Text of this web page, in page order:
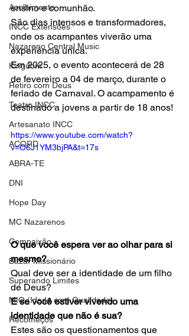
Acolhimento
INCC Extensões
Nazareno Central Music
Kingdom
Retiro com Deus
Teatro INCC
Artesanato INCC
ACORD
ABRA-TE
DNI
Hope Day
MC Nazarenos
Compaixão
Bazar Missionário
Superando Limites
MIQ (Idade com Qualidade)
Recomeços
ensino e comunhão.
São dias intensos e transformadores,
onde os acampantes viverão uma
experiência única.
Em 2025, o evento acontecerá de 28
de fevereiro a 04 de março, durante o
feriado de Carnaval. O acampamento é
destinado a jovens a partir de 18 anos!
https://www.youtube.com/watch?
v=O6J1YM3bjPA&t=17s
O que você espera ver ao olhar para si
mesmo?
Qual deve ser a identidade de um filho
de Deus?
E se você estiver vivendo uma
identidade que não é sua?
Estes são os questionamentos que